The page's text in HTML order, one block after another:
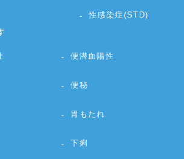
性感染症(STD)
便潜血陽性
便秘
胃もたれ
下痢